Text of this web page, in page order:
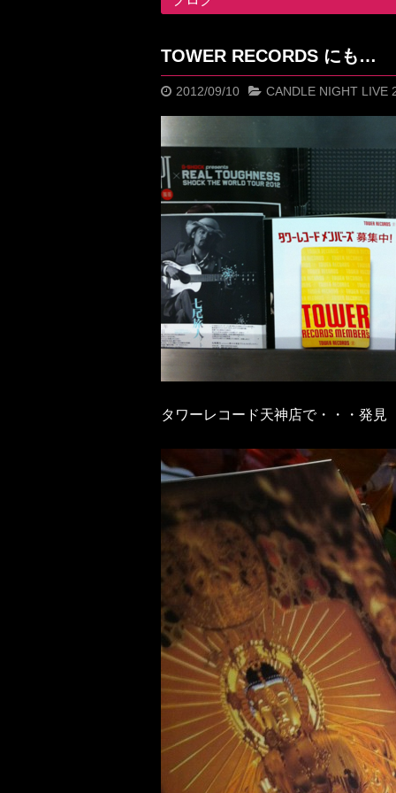
TOWER RECORDS にも…
2012/09/10 CANDLE NIGHT LIVE
タワーレコード天神店で・・・発見